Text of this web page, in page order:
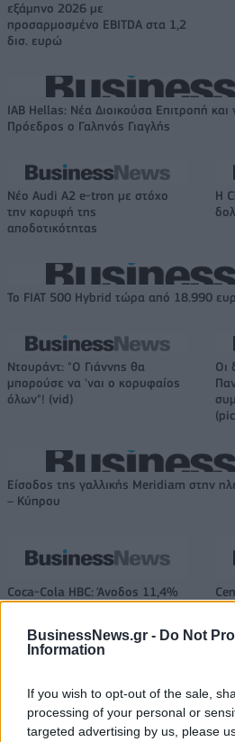
BusinessNews.gr - Do Not
Information
If you wish to opt-out of the sale,
processing of your personal or
targeted advertising by us, please
εξάμηνο 2026 με
προσαρμοσμένο EBITDA στα 1,2
δισ. ευρώ
IAB Hellas: Νέα Διοικούσα Επιτροπή και
Πρόεδρος ο Γαληνός Γιαγλής
Νέο Audi A2 e-tron με στόχο
την κορυφή της
αποδοτικότητας
Η
Το FIAT 500 Hybrid τώρα από 18.990
Ντουράντ: "Ο Γιάννης θα
μπορούσε να 'ναι ο κορυφαίος
όλων"! (vid)
Οι
Είσοδος της γαλλικής Meridiam στην
– Κύπρου
Coca-Cola HBC: Άνοδος 11,4%
στα καθαρά κέρδη του α΄
ευρώ
Η συμφωνία Arval-Athlon